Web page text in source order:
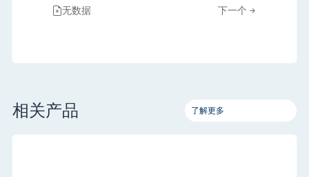
无数据 下一个
相关产品 了解更多